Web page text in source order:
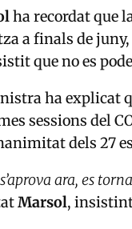
ha recordat que
a finals de juny,
que no es
ha explicat
sessions del
dels 27
ara, es
Marsol, insistint